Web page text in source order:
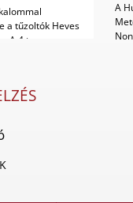
a tűzoltók Heves
A 4 t...
A